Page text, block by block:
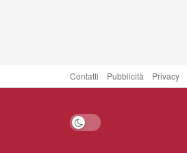
Contatti Pubblicità Privacy